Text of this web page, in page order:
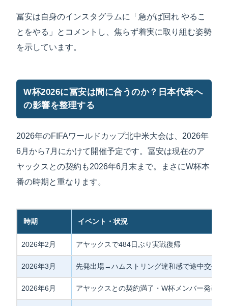
冨安は自身のインスタグラムに「急がば回れ やるこ
とをやる」とコメントし、焦らず着実に取り組む姿勢
を示しています。
W杯2026に冨安は間に合うのか？日本代表へ
の影響を整理する
2026年のFIFAワールドカップ北中米大会は、2026年
6月から7月にかけて開催予定です。冨安は現在のア
ヤックスとの契約も2026年6月末まで。まさにW杯本
番の時期と重なります。
時期 イベント・状況
2026年2月 アヤックスで484日ぶり実戦復帰
2026年3月 先発出場→ハムストリング違和感で途中交代・
2026年6月 アヤックスとの契約満了・W杯メンバー発表時